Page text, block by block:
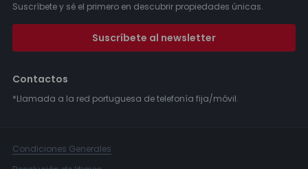
Suscríbete y sé el primero en descubrir propiedades únicas.
Suscríbete al newsletter
Contactos
*Llamada a la red portuguesa de telefonía fija/móvil.
Condiciones Generales